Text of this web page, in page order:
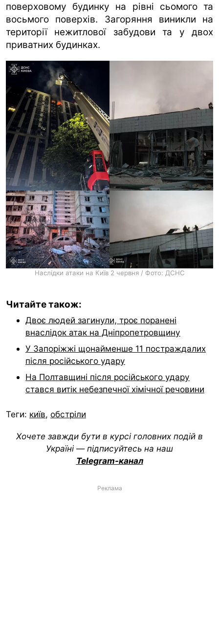
поверховому будинку на рівні сьомого та
восьмого поверхів. Загоряння виникли на
території нежитлової забудови та у двох
приватних будинках.
Наслідки атаки на Київ 2 червня / Фото: ДСНС
Читайте також:
Двоє людей загинули, троє поранені
внаслідок атак на Дніпропетровщину
У Запоріжжі щонайменше 11 постраждалих
після російського удару
На Полтавщині після російського удару
стався витік небезпечної хімічної речовини
Теги: київ, обстріли
Хочете завжди бути в курсі головних подій в
Україні — підписуйтесь на наш
Telegram-канал
Реклама